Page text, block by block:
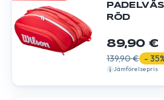
RÖD
89,90 €
139,90 € -
Jämförelsepris